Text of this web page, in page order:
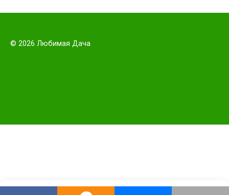
© 2026 Любимая Дача
Этот сайт использует cookie для хранения данных. Продолжая